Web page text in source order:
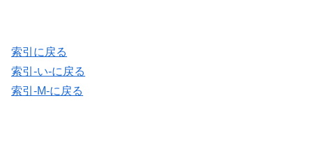
索引に戻る
索引-い-に戻る
索引-M-に戻る